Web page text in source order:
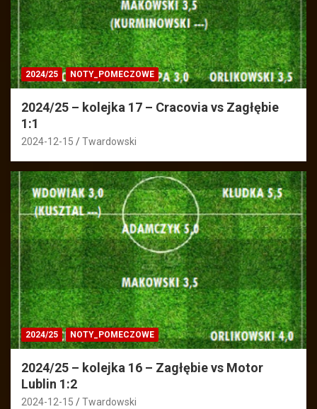
2024/25 NOTY_POMECZOWE
2024/25 – kolejka 17 – Cracovia vs Zagłębie
1:1
2024-12-15 Twardowski
2024/25 NOTY_POMECZOWE
2024/25 – kolejka 16 – Zagłębie vs Motor
Lublin 1:2
2024-12-15 Twardowski